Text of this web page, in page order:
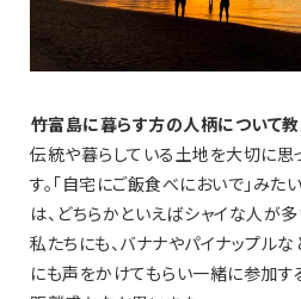
――竹富島に暮らす方の人柄について教
伝統や暮らしている土地を大切に思
す。「自宅にご飯食べにおいで」み
は、どちらかといえばシャイな人が
私たちにも、バナナやパイナップル
にも声をかけてもらい一緒に参加す